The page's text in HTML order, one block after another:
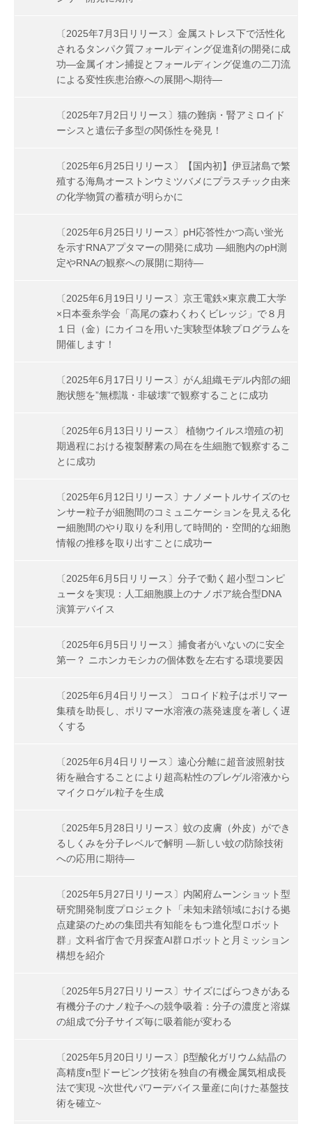
〔2025年7月3日リリース〕金属ストレス下で活性化
されるタンパク質フォールディング促進剤の開発に成
功―金属イオン捕捉とフォールディング促進の二刀流
による変性疾患治療への展開へ期待―
〔2025年7月2日リリース〕猫の難病・腎アミロイド
ーシスと遺伝子多型の関係性を発見！
〔2025年6月25日リリース〕【国内初】伊豆諸島で繁
殖する海鳥オーストンウミツバメにプラスチック由来
の化学物質の蓄積が明らかに
〔2025年6月25日リリース〕pH応答性かつ高い蛍光
を示すRNAアプタマーの開発に成功 ―細胞内のpH測
定やRNAの観察への展開に期待―
〔2025年6月19日リリース〕京王電鉄×東京農工大学
×日本蚕糸学会「高尾の森わくわくビレッジ」で８月
１日（金）にカイコを用いた実験型体験プログラムを
開催します！
〔2025年6月17日リリース〕がん組織モデル内部の細
胞状態を”無標識・非破壊”で観察することに成功
〔2025年6月13日リリース〕 植物ウイルス増殖の初
期過程における複製酵素の局在を生細胞で観察するこ
とに成功
〔2025年6月12日リリース〕ナノメートルサイズのセ
ンサー粒子が細胞間のコミュニケーションを見える化
ー細胞間のやり取りを利用して時間的・空間的な細胞
情報の推移を取り出すことに成功ー
〔2025年6月5日リリース〕分子で動く超小型コンピ
ュータを実現：人工細胞膜上のナノポア統合型DNA
演算デバイス
〔2025年6月5日リリース〕捕食者がいないのに安全
第一？ ニホンカモシカの個体数を左右する環境要因
〔2025年6月4日リリース〕 コロイド粒子はポリマー
集積を助長し、ポリマー水溶液の蒸発速度を著しく遅
くする
〔2025年6月4日リリース〕遠心分離に超音波照射技
術を融合することにより超高粘性のプレゲル溶液から
マイクロゲル粒子を生成
〔2025年5月28日リリース〕蚊の皮膚（外皮）ができ
るしくみを分子レベルで解明 ―新しい蚊の防除技術
への応用に期待―
〔2025年5月27日リリース〕内閣府ムーンショット型
研究開発制度プロジェクト「未知未踏領域における拠
点建築のための集団共有知能をもつ進化型ロボット
群」文科省庁舎で月探査AI群ロボットと月ミッション
構想を紹介
〔2025年5月27日リリース〕サイズにばらつきがある
有機分子のナノ粒子への競争吸着：分子の濃度と溶媒
の組成で分子サイズ毎に吸着能が変わる
〔2025年5月20日リリース〕β型酸化ガリウム結晶の
高精度n型ドーピング技術を独自の有機金属気相成長
法で実現 ~次世代パワーデバイス量産に向けた基盤技
術を確立~